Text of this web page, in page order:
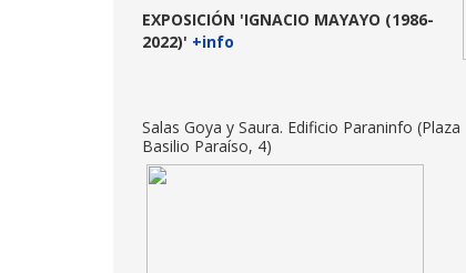
EXPOSICIÓN 'IGNACIO MAYAYO (1986-
2022)' +info
Salas Goya y Saura. Edificio Paraninfo (Plaza
Basilio Paraíso, 4)